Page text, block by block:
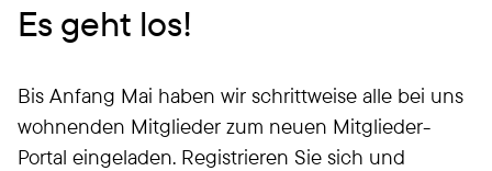
Es geht los!
Bis Anfang Mai haben wir schrittweise alle bei uns
wohnenden Mitglieder zum neuen Mitglieder-
Portal eingeladen. Registrieren Sie sich und